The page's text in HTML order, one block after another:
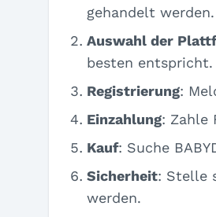
gehandelt werden.
Auswahl der
besten entspricht.
Registrierung:
Einzahlung: Zahle
Kauf: Suche
Sicherheit: Stelle
werden.